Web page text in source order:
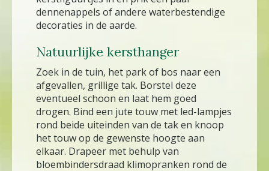
dennenappels of andere waterbestendige
decoraties in de aarde.
Natuurlijke kersthanger
Zoek in de tuin, het park of bos naar een
afgevallen, grillige tak. Borstel deze
eventueel schoon en laat hem goed
drogen. Bind een jute touw met led-lampjes
rond beide uiteinden van de tak en knoop
het touw op de gewenste hoogte aan
elkaar. Drapeer met behulp van
bloembindersdraad klimopranken rond de